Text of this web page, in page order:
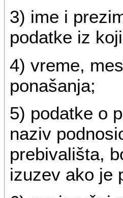
3) ime i
podatke iz
4) vreme,
ponašanja;
5) podatke o
naziv
prebivališta,
izuzev ako je